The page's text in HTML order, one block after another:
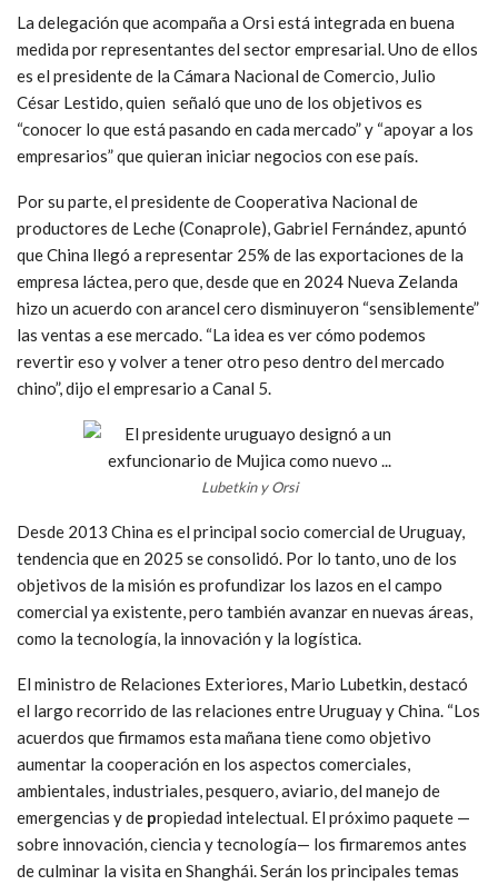
La delegación que acompaña a Orsi está integrada en buena
medida por representantes del sector empresarial. Uno de ellos
es el presidente de la Cámara Nacional de Comercio, Julio
César Lestido, quien señaló que uno de los objetivos es
“conocer lo que está pasando en cada mercado” y “apoyar a los
empresarios” que quieran iniciar negocios con ese país.
Por su parte, el presidente de Cooperativa Nacional de
productores de Leche (Conaprole), Gabriel Fernández, apuntó
que China llegó a representar 25% de las exportaciones de la
empresa láctea, pero que, desde que en 2024 Nueva Zelanda
hizo un acuerdo con arancel cero disminuyeron “sensiblemente”
las ventas a ese mercado. “La idea es ver cómo podemos
revertir eso y volver a tener otro peso dentro del mercado
chino”, dijo el empresario a Canal 5.
Lubetkin y Orsi
Desde 2013 China es el principal socio comercial de Uruguay,
tendencia que en 2025 se consolidó. Por lo tanto, uno de los
objetivos de la misión es profundizar los lazos en el campo
comercial ya existente, pero también avanzar en nuevas áreas,
como la tecnología, la innovación y la logística.
El ministro de Relaciones Exteriores, Mario Lubetkin, destacó
el largo recorrido de las relaciones entre Uruguay y China. “Los
acuerdos que firmamos esta mañana tiene como objetivo
aumentar la cooperación en los aspectos comerciales,
ambientales, industriales, pesquero, aviario, del manejo de
emergencias y de propiedad intelectual. El próximo paquete —
sobre innovación, ciencia y tecnología— los firmaremos antes
de culminar la visita en Shanghái. Serán los principales temas